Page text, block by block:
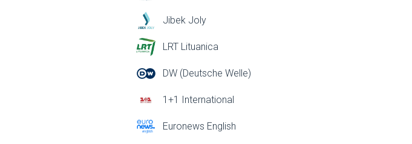
Jibek Joly
LRT Lituanica
DW (Deutsche Welle)
1+1 International
Euronews English